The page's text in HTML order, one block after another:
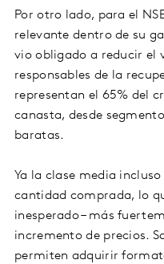
Por otro lado, para el
relevante dentro de su
vio obligado a reducir el
responsables de la
representan el 65% del
canasta, desde
baratas.
Ya la clase media
cantidad comprada, lo
inesperado – más
incremento de precios.
permiten adquirir